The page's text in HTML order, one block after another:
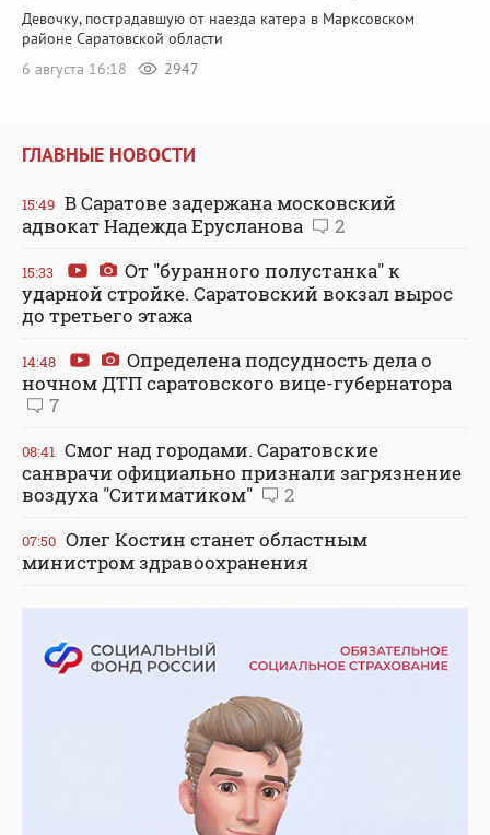
Девочку, пострадавшую от наезда катера в Марксовском
районе Саратовской области
6 августа 16:18
2947
ГЛАВНЫЕ НОВОСТИ
15:49 В Саратове задержана московский
адвокат Надежда Ерусланова
2
15:33
От "буранного полустанка" к
ударной стройке. Саратовский вокзал вырос
до третьего этажа
14:48
Определена подсудность дела о
ночном ДТП саратовского вице-губернатора
7
08:41 Смог над городами. Саратовские
санврачи официально признали загрязнение
воздуха "Ситиматиком"
2
07:50 Олег Костин станет областным
министром здравоохранения